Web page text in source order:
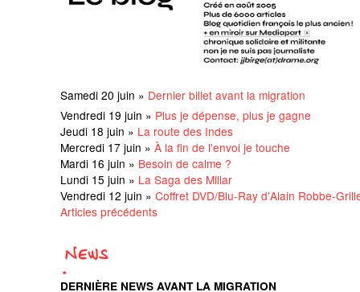
Samedi 20 juin » Dernier billet avant la migration
Vendredi 19 juin » Plus je dépense, plus je gagne
Jeudi 18 juin » La route des Indes
Mercredi 17 juin » À la fin de l'envoi je touche
Mardi 16 juin » Besoin de calme ?
Lundi 15 juin » La Saga des Millar
Vendredi 12 juin » Coffret DVD/Blu-Ray d'Alain Robbe-
Articles précédents
DERNIÈRE NEWS AVANT LA MIGRATION